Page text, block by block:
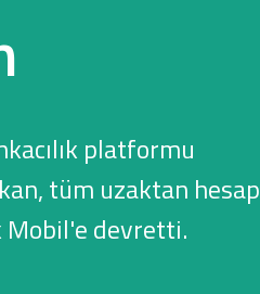
platformu
tüm uzaktan hesap
Mobil'e devretti.